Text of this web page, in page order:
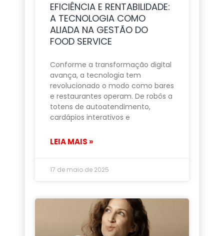
EFICIÊNCIA E RENTABILIDADE:
A TECNOLOGIA COMO
ALIADA NA GESTÃO DO
FOOD SERVICE
Conforme a transformação digital
avança, a tecnologia tem
revolucionado o modo como bares
e restaurantes operam. De robôs a
totens de autoatendimento,
cardápios interativos e
LEIA MAIS »
17 de maio de 2025